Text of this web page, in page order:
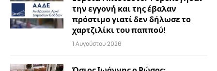
την εγγονή και της έβαλαν
πρόστιμο γιατί δεν δήλωσε το
χαρτζιλίκι του παππού!
1 Αυγούστου 2026